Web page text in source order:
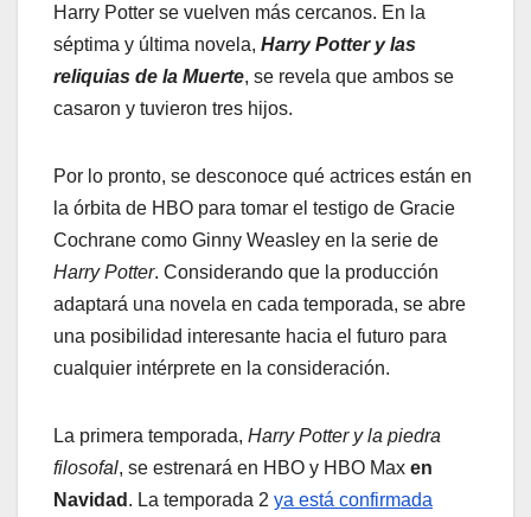
Harry Potter se vuelven más cercanos. En la
séptima y última novela, Harry Potter y las
reliquias de la Muerte, se revela que ambos se
casaron y tuvieron tres hijos.
Por lo pronto, se desconoce qué actrices están en
la órbita de HBO para tomar el testigo de Gracie
Cochrane como Ginny Weasley en la serie de
Harry Potter. Considerando que la producción
adaptará una novela en cada temporada, se abre
una posibilidad interesante hacia el futuro para
cualquier intérprete en la consideración.
La primera temporada, Harry Potter y la piedra
filosofal, se estrenará en HBO y HBO Max en
Navidad . La temporada 2 ya está confirmada